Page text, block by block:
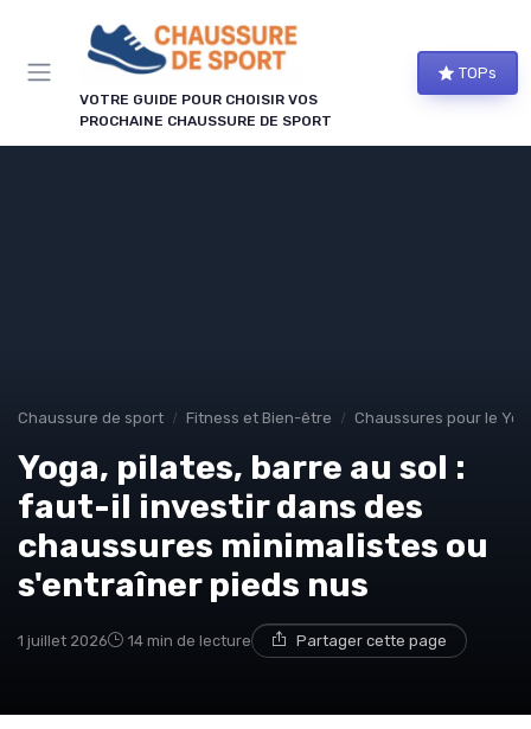
VOTRE GUIDE POUR CHOISIR VOS
PROCHAINE CHAUSSURE DE SPORT
TOPs
Chaussure de sport Fitness et Bien-être Chaussures pour le
Yoga, pilates, barre au sol :
faut-il investir dans des
chaussures minimalistes ou
s'entraîner pieds nus
1 juillet 2026 14 min de lecture Partager cette page